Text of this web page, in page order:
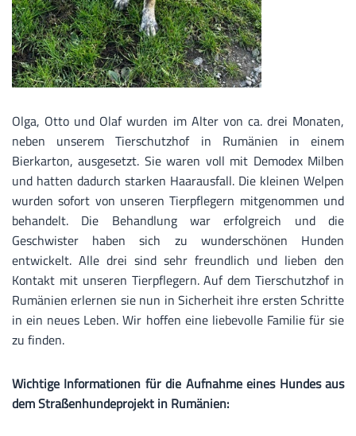
Olga, Otto und Olaf wurden im Alter von ca. drei Monaten,
neben unserem Tierschutzhof in Rumänien in einem
Bierkarton, ausgesetzt. Sie waren voll mit Demodex Milben
und hatten dadurch starken Haarausfall. Die kleinen Welpen
wurden sofort von unseren Tierpflegern mitgenommen und
behandelt. Die Behandlung war erfolgreich und die
Geschwister haben sich zu wunderschönen Hunden
entwickelt. Alle drei sind sehr freundlich und lieben den
Kontakt mit unseren Tierpflegern. Auf dem Tierschutzhof in
Rumänien erlernen sie nun in Sicherheit ihre ersten Schritte
in ein neues Leben. Wir hoffen eine liebevolle Familie für sie
zu finden.
Wichtige Informationen für die Aufnahme eines Hundes aus
dem Straßenhundeprojekt in Rumänien: